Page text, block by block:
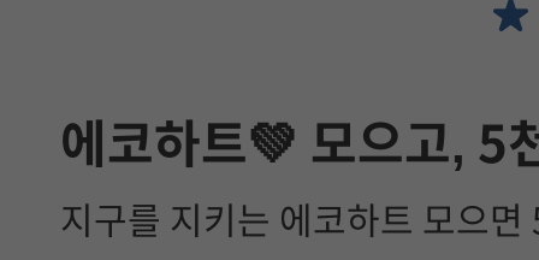
에코
지구를 지키는 에코하트 모으